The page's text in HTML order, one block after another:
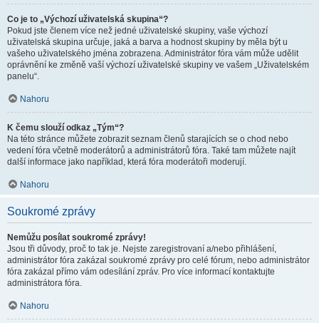
Co je to „Výchozí uživatelská skupina“?
Pokud jste členem více než jedné uživatelské skupiny, vaše výchozí
uživatelská skupina určuje, jaká a barva a hodnost skupiny by měla být u
vašeho uživatelského jména zobrazena. Administrátor fóra vám může udělit
oprávnění ke změně vaší výchozí uživatelské skupiny ve vašem „Uživatelském
panelu“.
Nahoru
K čemu slouží odkaz „Tým“?
Na této stránce můžete zobrazit seznam členů starajících se o chod nebo
vedení fóra včetně moderátorů a administrátorů fóra. Také tam můžete najít
další informace jako například, která fóra moderátoři moderují.
Nahoru
Soukromé zprávy
Nemůžu posílat soukromé zprávy!
Jsou tři důvody, proč to tak je. Nejste zaregistrovaní a/nebo přihlášení,
administrátor fóra zakázal soukromé zprávy pro celé fórum, nebo administrátor
fóra zakázal přímo vám odesílání zpráv. Pro více informací kontaktujte
administrátora fóra.
Nahoru